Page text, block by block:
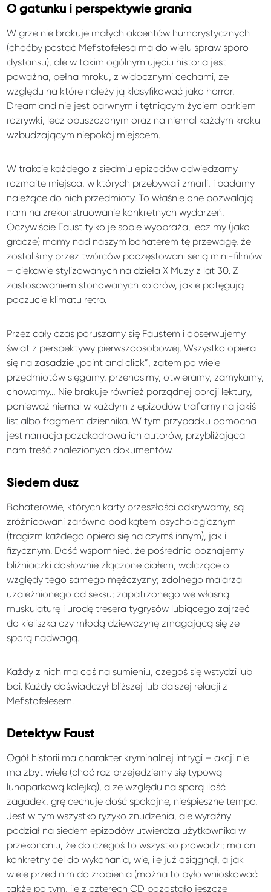
O gatunku i perspektywie grania
W grze nie brakuje małych akcentów humorystycznych
(choćby postać Mefistofelesa ma do wielu spraw sporo
dystansu), ale w takim ogólnym ujęciu historia jest
poważna, pełna mroku, z widocznymi cechami, ze
względu na które należy ją klasyfikować jako horror.
Dreamland nie jest barwnym i tętniącym życiem parkiem
rozrywki, lecz opuszczonym oraz na niemal każdym kroku
wzbudzającym niepokój miejscem.
W trakcie każdego z siedmiu epizodów odwiedzamy
rozmaite miejsca, w których przebywali zmarli, i badamy
należące do nich przedmioty. To właśnie one pozwalają
nam na zrekonstruowanie konkretnych wydarzeń.
Oczywiście Faust tylko je sobie wyobraża, lecz my (jako
gracze) mamy nad naszym bohaterem tę przewagę, że
zostaliśmy przez twórców poczęstowani serią mini-filmów
– ciekawie stylizowanych na dzieła X Muzy z lat 30. Z
zastosowaniem stonowanych kolorów, jakie potęgują
poczucie klimatu retro.
Przez cały czas poruszamy się Faustem i obserwujemy
świat z perspektywy pierwszoosobowej. Wszystko opiera
się na zasadzie „point and click”, zatem po wiele
przedmiotów sięgamy, przenosimy, otwieramy, zamykamy,
chowamy… Nie brakuje również porządnej porcji lektury,
ponieważ niemal w każdym z epizodów trafiamy na jakiś
list albo fragment dziennika. W tym przypadku pomocna
jest narracja pozakadrowa ich autorów, przybliżająca
nam treść znalezionych dokumentów.
Siedem dusz
Bohaterowie, których karty przeszłości odkrywamy, są
zróżnicowani zarówno pod kątem psychologicznym
(tragizm każdego opiera się na czymś innym), jak i
fizycznym. Dość wspomnieć, że pośrednio poznajemy
bliźniaczki dosłownie złączone ciałem, walczące o
względy tego samego mężczyzny; zdolnego malarza
uzależnionego od seksu; zapatrzonego we własną
muskulaturę i urodę tresera tygrysów lubiącego zajrzeć
do kieliszka czy młodą dziewczynę zmagającą się ze
sporą nadwagą.
Każdy z nich ma coś na sumieniu, czegoś się wstydzi lub
boi. Każdy doświadczył bliższej lub dalszej relacji z
Mefistofelesem.
Detektyw Faust
Ogół historii ma charakter kryminalnej intrygi – akcji nie
ma zbyt wiele (choć raz przejedziemy się typową
lunaparkową kolejką), a ze względu na sporą ilość
zagadek, grę cechuje dość spokojne, nieśpieszne tempo.
Jest w tym wszystko ryzyko znudzenia, ale wyraźny
podział na siedem epizodów utwierdza użytkownika w
przekonaniu, że do czegoś to wszystko prowadzi; ma on
konkretny cel do wykonania, wie, ile już osiągnął, a jak
wiele przed nim do zrobienia (można to było wnioskować
także po tym, ile z czterech CD pozostało jeszcze